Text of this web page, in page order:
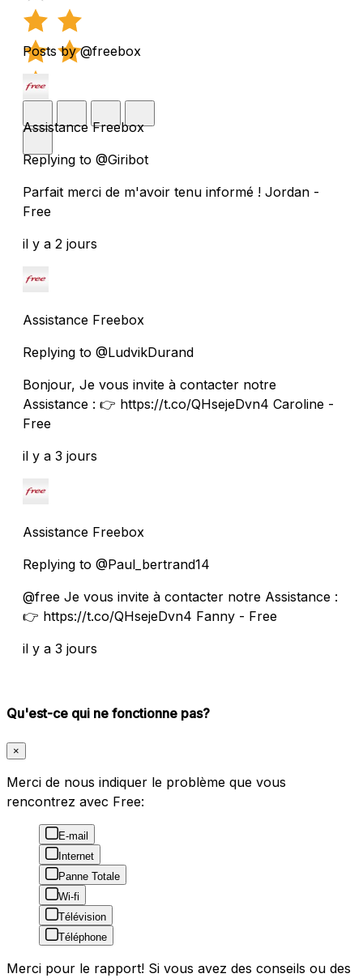
Posts by @freebox
Assistance Freebox
Replying to @Giribot
Parfait merci de m'avoir tenu informé ! Jordan -
Free
il y a 2 jours
Assistance Freebox
Replying to @LudvikDurand
Bonjour, Je vous invite à contacter notre
Assistance : 👉 https://t.co/QHsejeDvn4 Caroline -
Free
il y a 3 jours
Assistance Freebox
Replying to @Paul_bertrand14
@free Je vous invite à contacter notre Assistance :
👉 https://t.co/QHsejeDvn4 Fanny - Free
il y a 3 jours
Qu'est-ce qui ne fonctionne pas?
×
Merci de nous indiquer le problème que vous
rencontrez avec Free:
E-mail
Internet
Panne Totale
Wi-fi
Télévision
Téléphone
Merci pour le rapport! Si vous avez des conseils ou des